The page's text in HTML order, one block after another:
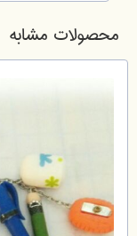
محصولات مشابه